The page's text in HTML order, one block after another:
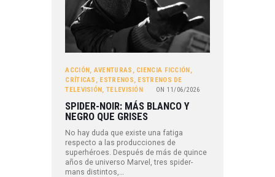
ACCIÓN , AVENTURAS , CIENCIA FICCIÓN ,
CRÍTICAS , ESTRENOS, ESTRENOS DE
TELEVISIÓN , TELEVISIÓN ON 11/06/2026
SPIDER-NOIR: MÁS BLANCO Y
NEGRO QUE GRISES
No hay duda que existe una fatiga
respecto a las producciones de
superhéroes. Después de más de quince
años de universo Marvel, tres spider-
mans distintos,…